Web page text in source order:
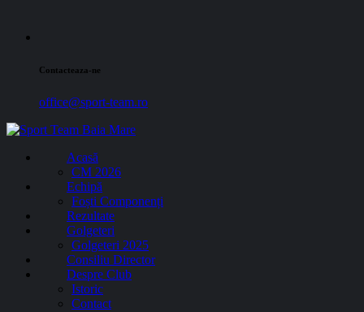
Contacteaza-ne
office@sport-team.ro
Acasă
CM 2026
Echipă
Foști Componenți
Rezultate
Golgeteri
Golgeteri 2025
Consiliu Director
Despre Club
Istoric
Contact